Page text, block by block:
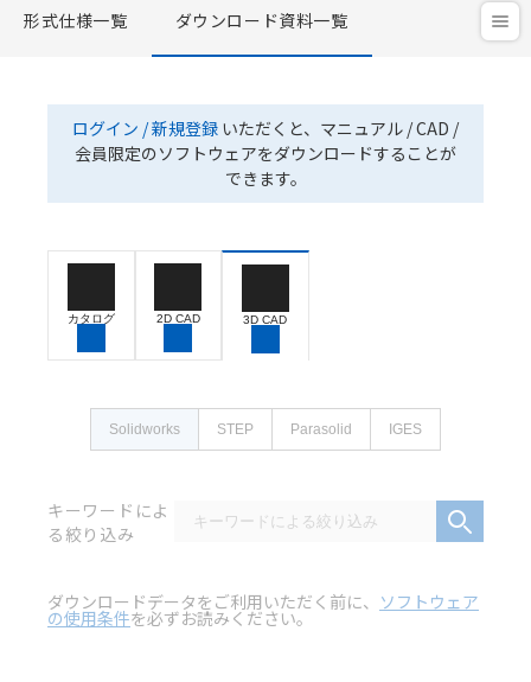
形式仕様一覧 ダウンロード資料一覧
ログイン / 新規登録 いただくと、マニュアル / CAD /
会員限定のソフトウェアをダウンロードすることが
できます。
カタログ 2D CAD 3D CAD
Solidworks STEP Parasolid IGES
キーワードによ
る絞り込み
ダウンロードデータをご利用いただく前に、 ソフトウェア
の使用条件を必ずお読みください。